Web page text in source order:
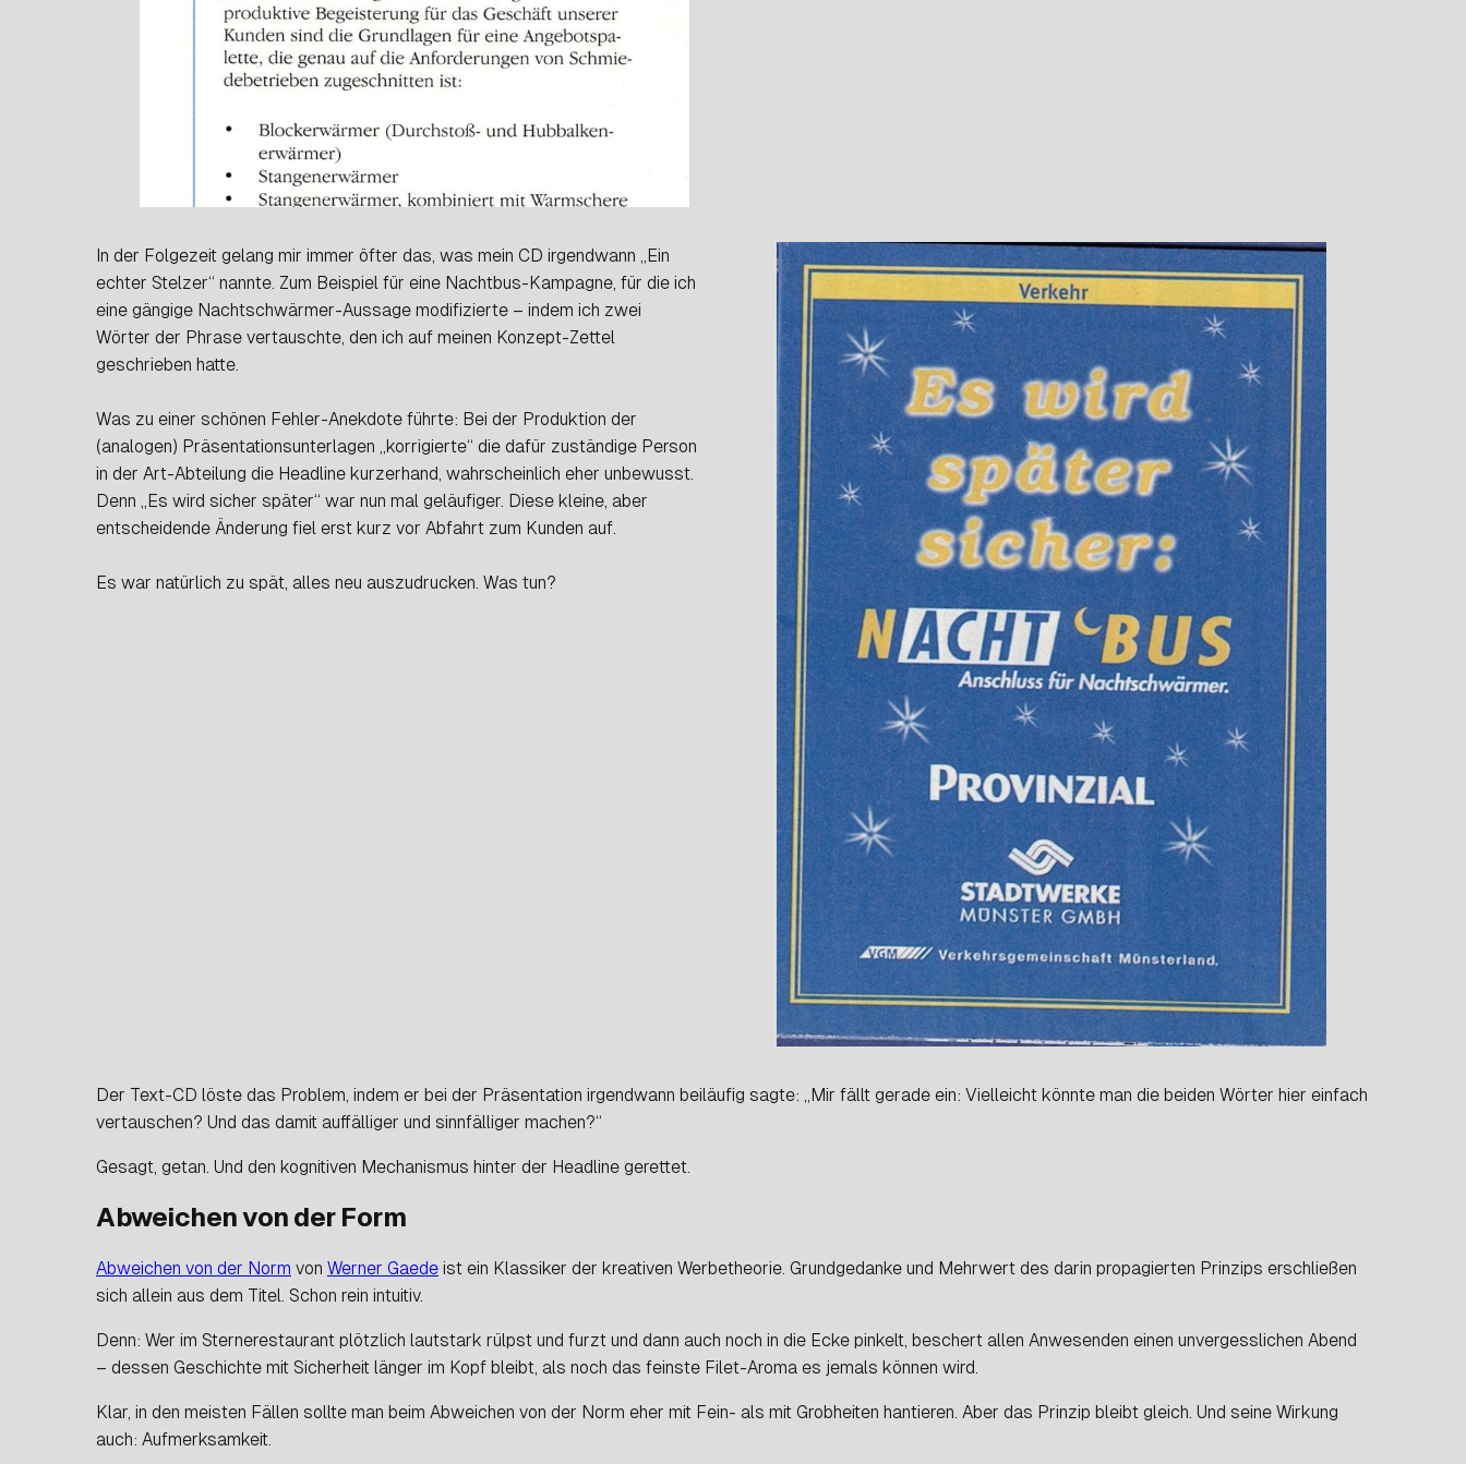
In der Folgezeit gelang mir immer öfter das, was mein CD irgendwann „Ein
echter Stelzer“ nannte. Zum Beispiel für eine Nachtbus-Kampagne, für die ich
eine gängige Nachtschwärmer-Aussage modifizierte – indem ich zwei
Wörter der Phrase vertauschte, den ich auf meinen Konzept-Zettel
geschrieben hatte.
Was zu einer schönen Fehler-Anekdote führte: Bei der Produktion der
(analogen) Präsentationsunterlagen „korrigierte“ die dafür zuständige Person
in der Art-Abteilung die Headline kurzerhand, wahrscheinlich eher unbewusst.
Denn „Es wird sicher später“ war nun mal geläufiger. Diese kleine, aber
entscheidende Änderung fiel erst kurz vor Abfahrt zum Kunden auf.
Es war natürlich zu spät, alles neu auszudrucken. Was tun?
Der Text-CD löste das Problem, indem er bei der Präsentation irgendwann beiläufig sagte: „Mir fällt gerade ein: Vielleicht könnte man die beiden Wörter hier einfach
vertauschen? Und das damit auffälliger und sinnfälliger machen?“
Gesagt, getan. Und den kognitiven Mechanismus hinter der Headline gerettet.
Abweichen von der Form
Abweichen von der Norm von Werner Gaede ist ein Klassiker der kreativen Werbetheorie. Grundgedanke und Mehrwert des darin propagierten Prinzips erschließen
sich allein aus dem Titel. Schon rein intuitiv.
Denn: Wer im Sternerestaurant plötzlich lautstark rülpst und furzt und dann auch noch in die Ecke pinkelt, beschert allen Anwesenden einen unvergesslichen Abend
– dessen Geschichte mit Sicherheit länger im Kopf bleibt, als noch das feinste Filet-Aroma es jemals können wird.
Klar, in den meisten Fällen sollte man beim Abweichen von der Norm eher mit Fein- als mit Grobheiten hantieren. Aber das Prinzip bleibt gleich. Und seine Wirkung
auch: Aufmerksamkeit.